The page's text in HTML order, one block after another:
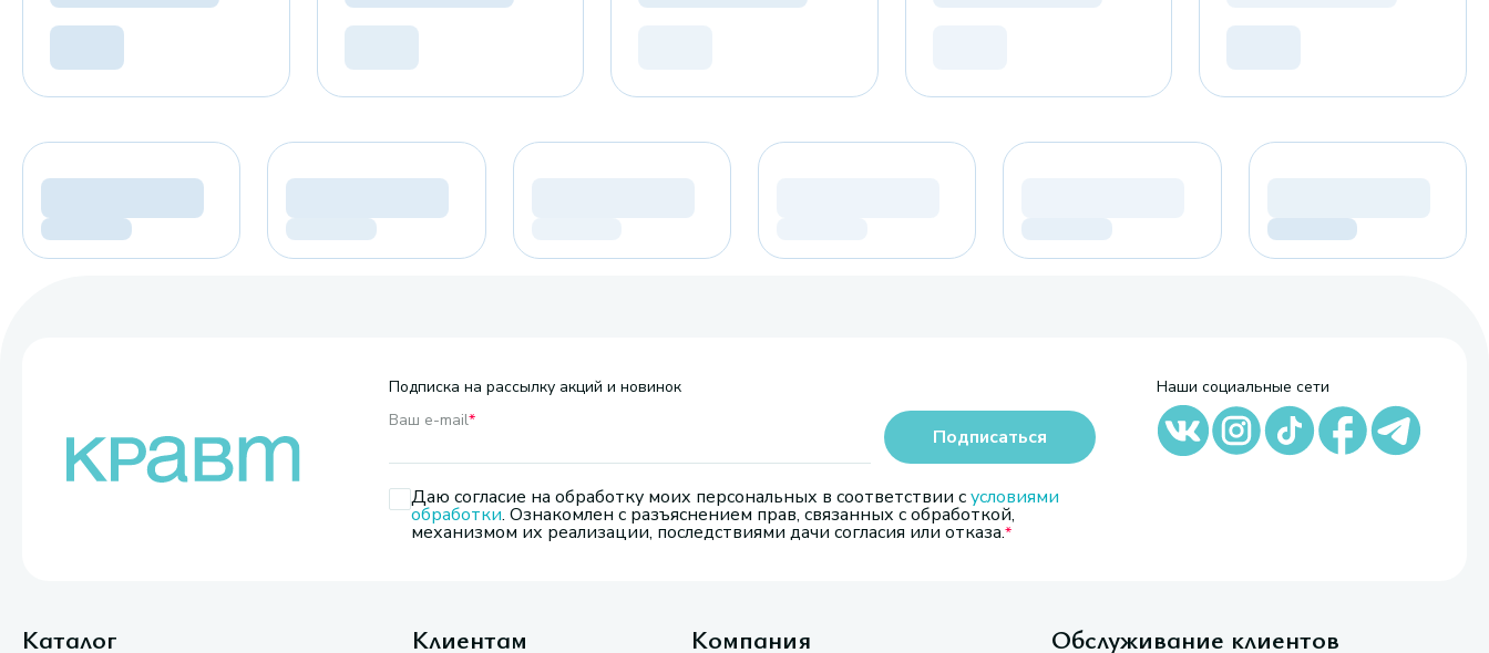
Подписка на рассылку акций и новинок
Ваш e-mail*
Даю согласие на обработку моих персональных в соответствии сусловиями
обработки. Ознакомлен с разъяснением прав, связанных с обработкой,
механизмом их реализации, последствиями дачи согласия или отказа.
Подписаться
Наши социальные сети
Каталог Клиентам Компания Обслуживание клиентов